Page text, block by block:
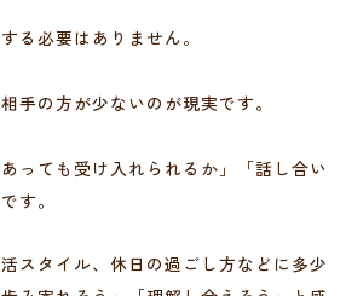
る必要はありません。
手の方が少ないのが現実です。
っても受け入れられるか」「話し合い
す。
スタイル、休日の過ごし方などに多少